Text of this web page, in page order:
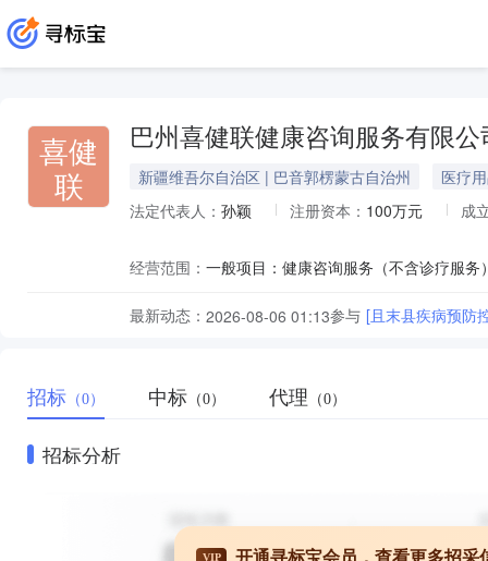
喜健
联
巴州喜健联健康咨询服务有限公
新疆维吾尔自治区 | 巴音郭楞蒙古自治州
医疗
法定代表人： 孙颖 注册资本： 100万元 成
经营范围：
最新动态： 2026-08-06 01:13参与 [且末县疾病预防
招标 （0） 中标 （0） 代理 （0）
招标分析
VIP 开通寻标宝会员，查看更多招采